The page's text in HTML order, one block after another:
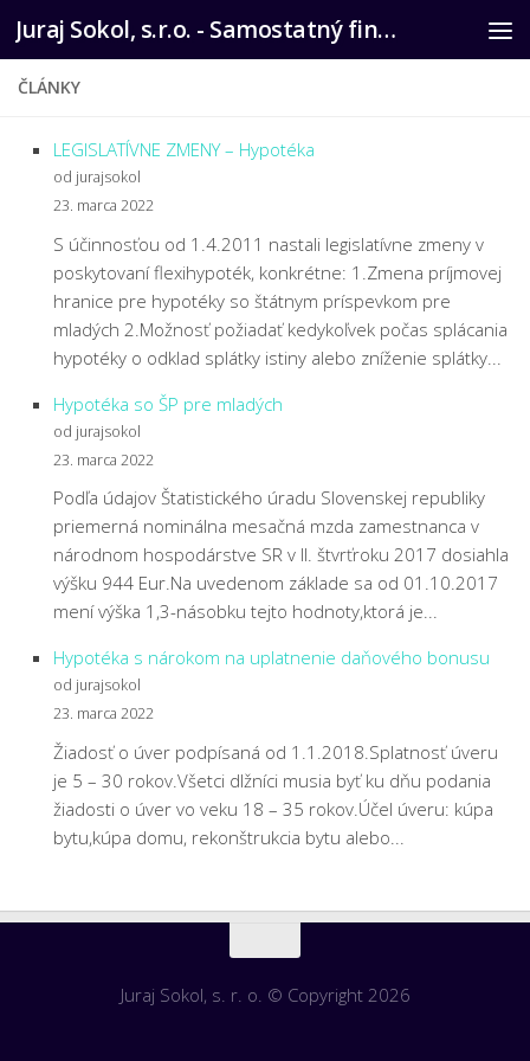
Preskočiť na obsah Juraj Sokol, s.r.o. - Samostatný finančný agent
ČLÁNKY
LEGISLATÍVNE ZMENY – Hypotéka
od jurajsokol
23. marca 2022
S účinnosťou od 1.4.2011 nastali legislatívne zmeny v
poskytovaní flexihypoték, konkrétne: 1.Zmena príjmovej
hranice pre hypotéky so štátnym príspevkom pre
mladých 2.Možnosť požiadať kedykoľvek počas splácania
hypotéky o odklad splátky istiny alebo zníženie splátky...
Hypotéka so ŠP pre mladých
od jurajsokol
23. marca 2022
Podľa údajov Štatistického úradu Slovenskej republiky
priemerná nominálna mesačná mzda zamestnanca v
národnom hospodárstve SR v II. štvrťroku 2017 dosiahla
výšku 944 Eur.Na uvedenom základe sa od 01.10.2017
mení výška 1,3-násobku tejto hodnoty,ktorá je...
Hypotéka s nárokom na uplatnenie daňového bonusu
od jurajsokol
23. marca 2022
Žiadosť o úver podpísaná od 1.1.2018.Splatnosť úveru
je 5 – 30 rokov.Všetci dlžníci musia byť ku dňu podania
žiadosti o úver vo veku 18 – 35 rokov.Účel úveru: kúpa
bytu,kúpa domu, rekonštrukcia bytu alebo...
Juraj Sokol, s. r. o. © Copyright 2026